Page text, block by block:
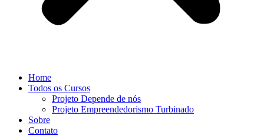
Home
Todos os Cursos
Projeto Depende de nós
Projeto Empreendedorismo Turbinado
Sobre
Contato